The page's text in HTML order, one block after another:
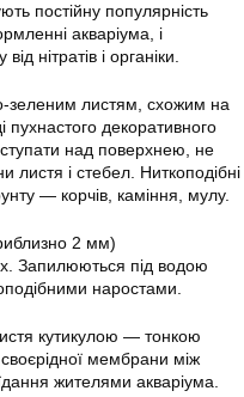
постійну популярність
акваріума, і
нітратів і органіки.
зеленим листям, схожим на
пухнастого декоративного
над поверхнею, не
листя і стебел. Ниткоподібні
— корчів, каміння, мулу.
2 мм)
Запилюються під водою
наростами.
кутикулою — тонкою
мембрани між
жителями акваріума.